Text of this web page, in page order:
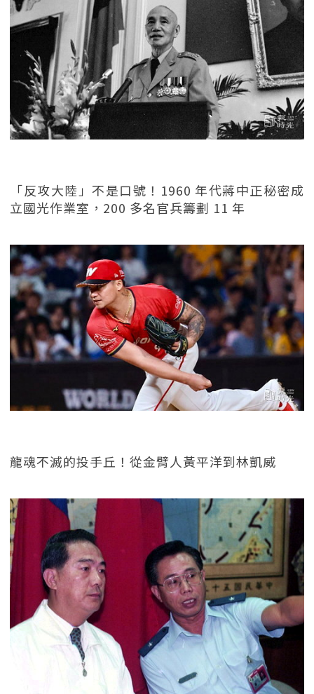
「反攻大陸」不是口號！1960 年代蔣中正秘密成
立國光作業室，200 多名官兵籌劃 11 年
龍魂不滅的投手丘！從金臂人黃平洋到林凱威